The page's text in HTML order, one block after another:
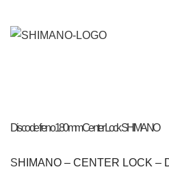
Disco de freno 180mm Center Lock SHIMANO
SHIMANO – CENTER LOCK –